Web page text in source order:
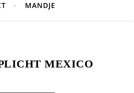
MANDJE
MEXICO